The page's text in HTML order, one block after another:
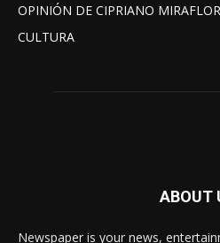
OPINIÓN DE CIPRIANO
CULTURA
ABOUT
Newspaper is your news,